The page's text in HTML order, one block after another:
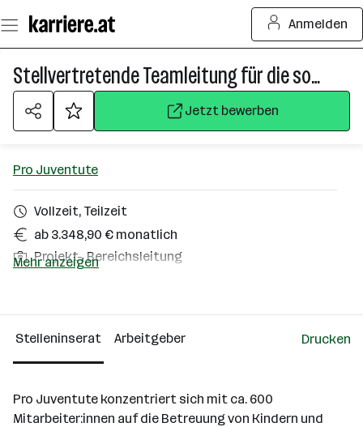
Seiteninhalt
springen
Anmelden
Stellvertretende Teamleitung für die sozialtherapeutische Wohngemeinschaft (m./w./d.)
Jetzt bewerben
Pro Juventute
Vollzeit, Teilzeit
ab 3.348,90 € monatlich
Projekt-, Bereichsleitung
Über das Unternehmen
101 - 500 Mitarbeiter*innen
Mehr anzeigen
Stelleninserat Arbeitgeber Drucken
Pro Juventute konzentriert sich mit ca. 600
Mitarbeiter:innen auf die Betreuung von Kindern und